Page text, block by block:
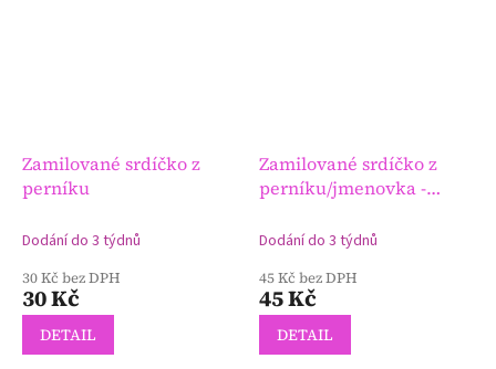
Zamilované srdíčko z
perníku
Dodání do 3 týdnů
30 Kč bez DPH
30 Kč
DETAIL
Zamilované srdíčko z
perníku/jmenovka -
svatební jmenovka
Dodání do 3 týdnů
45 Kč bez DPH
45 Kč
DETAIL